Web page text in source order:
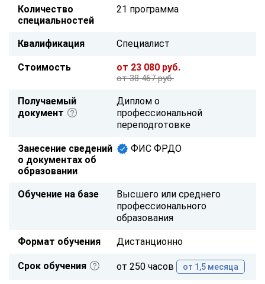
Количество
специальностей
21 программа
Квалификация Специалист
Стоимость от 23 080 руб.
от 38 467 руб.
Получаемый
документ
Диплом о
профессиональной
переподготовке
Занесение сведений
о документах об
образовании
ФИС ФРДО
Обучение на базе
Высшего или среднего
профессионального
образования
Формат обучения Дистанционно
Срок обучения от 250 часов от 1,5 месяца